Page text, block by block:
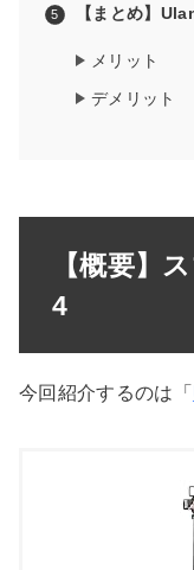
【まとめ】
メリット
デメリット
【概要】
4
今回紹介するのは「